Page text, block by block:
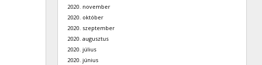
2020. november
2020. október
2020. szeptember
2020. augusztus
2020. július
2020. június